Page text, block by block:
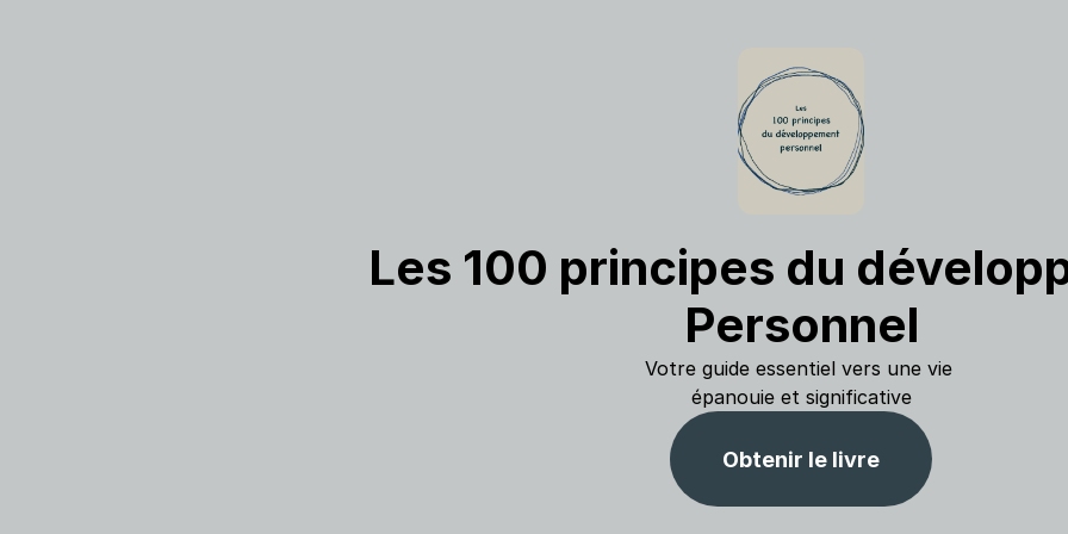
Les 100 principes du
Personnel
Votre guide essentiel vers une vie
épanouie et significative
Obtenir le livre